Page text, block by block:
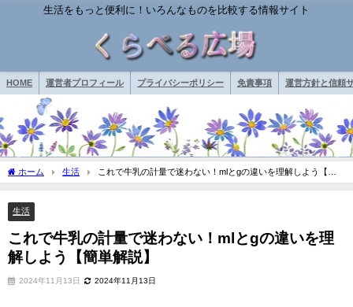
生活をもっと便利に！いろんなものを比較する情報サイト
HOME 運営者プロフィール プライバシーポリシー 免責事項 運営方針と信頼
ホーム 生活
これで牛乳の計量で迷わない！mlとgの違いを理解しよう【簡
単解説】
生活
これで牛乳の計量で迷わない！mlとgの違いを理
解しよう【簡単解説】
2024年11月13日 2024年11月13日